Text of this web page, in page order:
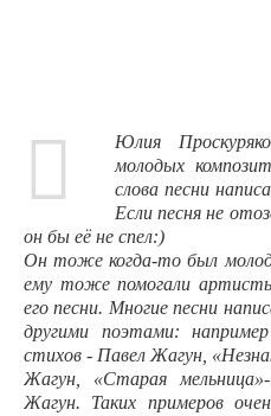
Юлия
молодых
слова песни
Если песня не
он бы её не спел:)
Он тоже когда-то был
ему тоже помогали
его песни. Многие песни
другими поэтами:
стихов - Павел Жагун,
Жагун, «Старая
Жагун. Таких примеров